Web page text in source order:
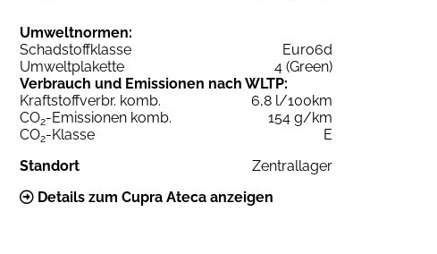
Umweltnormen:
Schadstoffklasse
Euro6d
Umweltplakette
4 (Green)
Verbrauch und Emissionen nach WLTP:
Kraftstoffverbr. komb.
6,8 l/100km
CO2-Emissionen komb.
154 g/km
CO2-Klasse
E
Standort
Zentrallager
Details zum Cupra Ateca anzeigen